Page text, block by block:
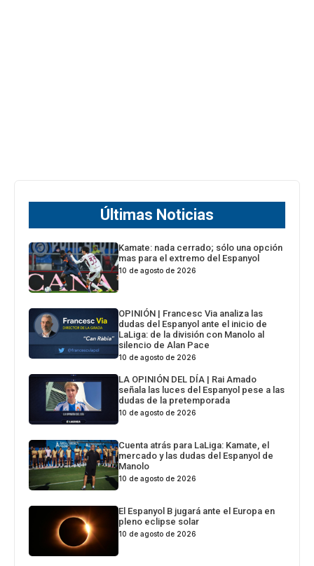
Últimas Noticias
Kamate: nada cerrado; sólo una opción
mas para el extremo del Espanyol
10 de agosto de 2026
OPINIÓN | Francesc Via analiza las
dudas del Espanyol ante el inicio de
LaLiga: de la división con Manolo al
silencio de Alan Pace
10 de agosto de 2026
LA OPINIÓN DEL DÍA | Rai Amado
señala las luces del Espanyol pese a las
dudas de la pretemporada
10 de agosto de 2026
Cuenta atrás para LaLiga: Kamate, el
mercado y las dudas del Espanyol de
Manolo
10 de agosto de 2026
El Espanyol B jugará ante el Europa en
pleno eclipse solar
10 de agosto de 2026